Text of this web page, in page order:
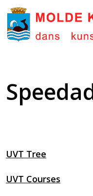
UVT Tree
UVT Courses